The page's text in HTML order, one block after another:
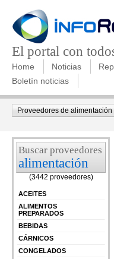
El portal con
Home Noticias
Boletín noticias
Proveedores de alimentación
Buscar proveedores
alimentación
(3442 proveedores)
ACEITES
ALIMENTOS
PREPARADOS
BEBIDAS
CÁRNICOS
CONGELADOS